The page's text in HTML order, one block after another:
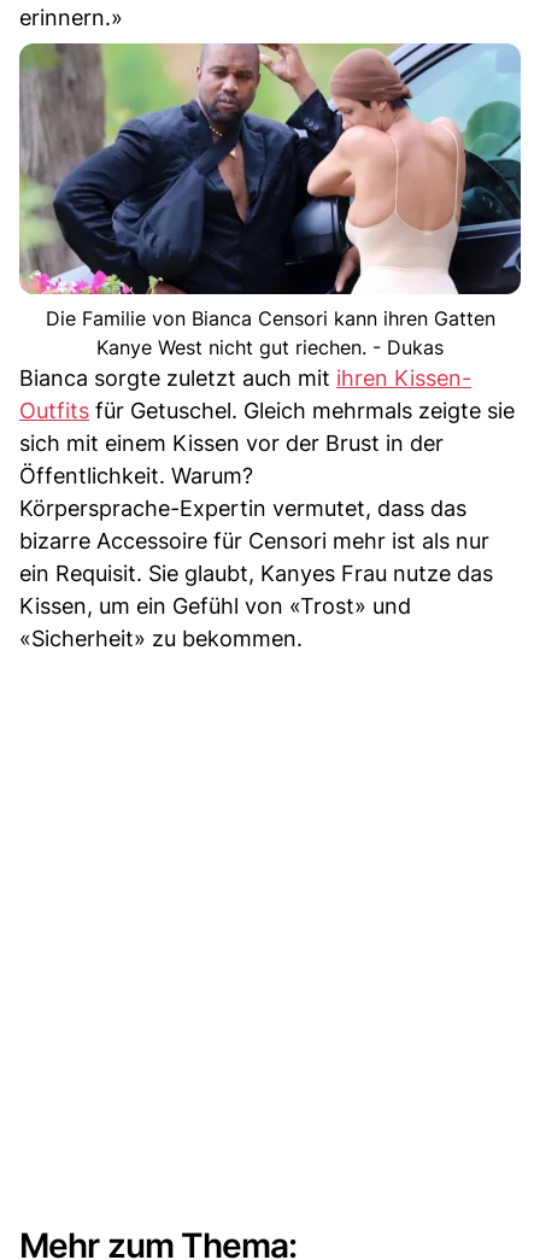
erinnern.»
Die Familie von Bianca Censori kann ihren Gatten
Kanye West nicht gut riechen. - Dukas
Bianca sorgte zuletzt auch mit ihren Kissen-
Outfits für Getuschel. Gleich mehrmals zeigte sie
sich mit einem Kissen vor der Brust in der
Öffentlichkeit. Warum?
Körpersprache-Expertin vermutet, dass das
bizarre Accessoire für Censori mehr ist als nur
ein Requisit. Sie glaubt, Kanyes Frau nutze das
Kissen, um ein Gefühl von «Trost» und
«Sicherheit» zu bekommen.
Mehr zum Thema: